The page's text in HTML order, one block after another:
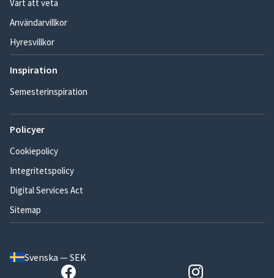
Värt att veta
Användarvillkor
Hyresvillkor
Inspiration
Semesterinspiration
Policyer
Cookiepolicy
Integritetspolicy
Digital Services Act
Sitemap
Svenska — SEK